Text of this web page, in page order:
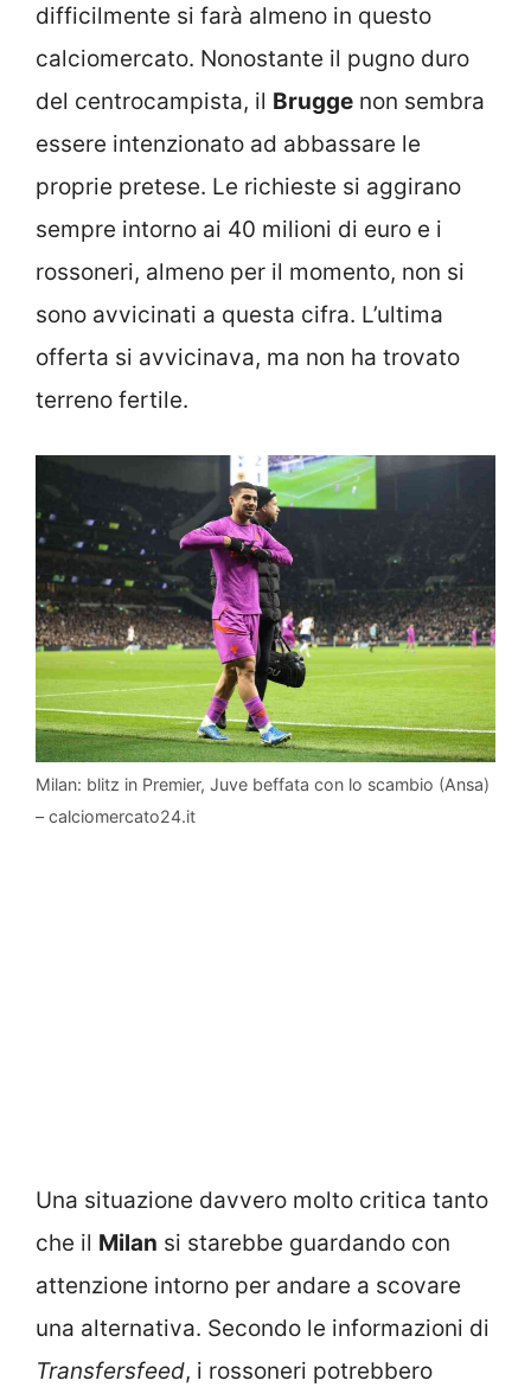
difficilmente si farà almeno in questo
calciomercato. Nonostante il pugno duro
del centrocampista, il Brugge non sembra
essere intenzionato ad abbassare le
proprie pretese. Le richieste si aggirano
sempre intorno ai 40 milioni di euro e i
rossoneri, almeno per il momento, non si
sono avvicinati a questa cifra. L’ultima
offerta si avvicinava, ma non ha trovato
terreno fertile.
Milan: blitz in Premier, Juve beffata con lo scambio (Ansa)
– calciomercato24.it
Una situazione davvero molto critica tanto
che il Milan si starebbe guardando con
attenzione intorno per andare a scovare
una alternativa. Secondo le informazioni di
Transfersfeed, i rossoneri potrebbero